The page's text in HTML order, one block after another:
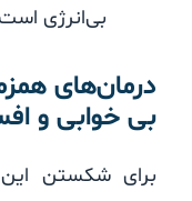
بی‌انرژی است.
درمان‌های
بی خوابی و
برای شکستن این